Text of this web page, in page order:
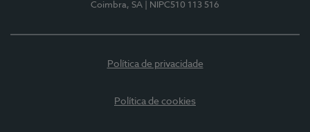
Coimbra, SA
| NIPC510 113 516
Política de privacidade
Política de cookies